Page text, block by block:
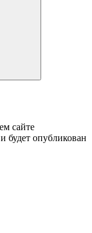
сайте
будет опубликован